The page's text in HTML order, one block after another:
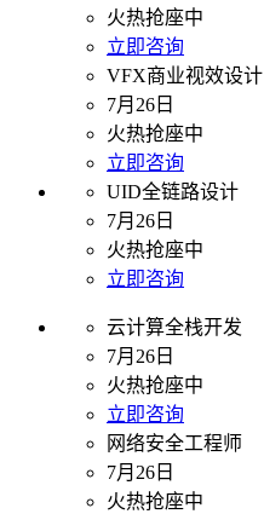
火热抢座中
立即咨询
VFX商业视效设计
7月26日
火热抢座中
立即咨询
UID全链路设计
7月26日
火热抢座中
立即咨询
云计算全栈开发
7月26日
火热抢座中
立即咨询
网络安全工程师
7月26日
火热抢座中